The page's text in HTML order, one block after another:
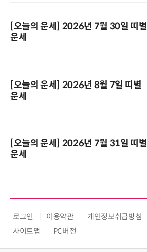
[오늘의 운세] 2026년 7월 30일 띠별
운세
[오늘의 운세] 2026년 8월 7일 띠별
운세
[오늘의 운세] 2026년 7월 31일 띠별
운세
로그인 이용약관 개인정보취급방침
사이트맵
PC버전